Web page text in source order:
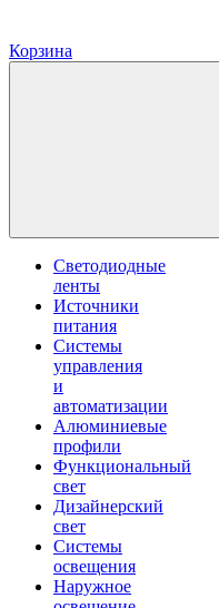
Корзина
Светодиодные
ленты
Источники
питания
Системы
управления
и
автоматизации
Алюминиевые
профили
Функциональный
свет
Дизайнерский
свет
Системы
освещения
Наружное